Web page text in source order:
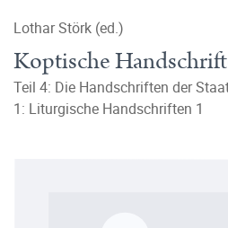
Lothar Störk (ed.)
Koptische
Teil 4: Die Handschriften der
1: Liturgische Handschriften 1